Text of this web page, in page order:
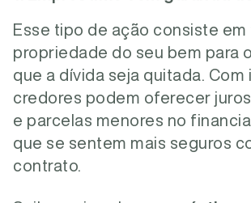
Esse tipo de ação consiste
propriedade do seu bem para
que a dívida seja quitada. Com
credores podem oferecer
e parcelas menores no
que se sentem mais seguros
contrato.